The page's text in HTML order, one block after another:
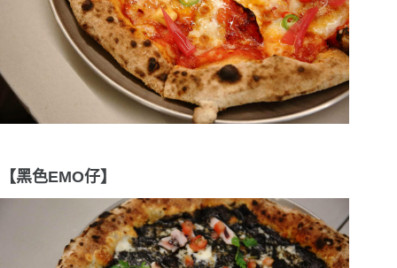
【黑色EMO仔】